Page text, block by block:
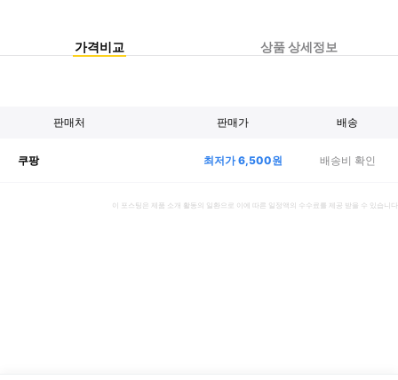
가격비교 상품 상세정보
판매처 판매가 배송
쿠팡 최저가6,500원 배송비 확인
이 포스팅은 제품 소개 활동의 일환으로 이에 따른 일정액의 수수료를 제공 받을 수 있습니다